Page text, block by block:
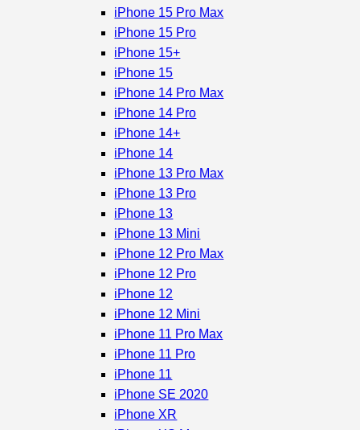
iPhone 15 Pro Max
iPhone 15 Pro
iPhone 15+
iPhone 15
iPhone 14 Pro Max
iPhone 14 Pro
iPhone 14+
iPhone 14
iPhone 13 Pro Max
iPhone 13 Pro
iPhone 13
iPhone 13 Mini
iPhone 12 Pro Max
iPhone 12 Pro
iPhone 12
iPhone 12 Mini
iPhone 11 Pro Max
iPhone 11 Pro
iPhone 11
iPhone SE 2020
iPhone XR